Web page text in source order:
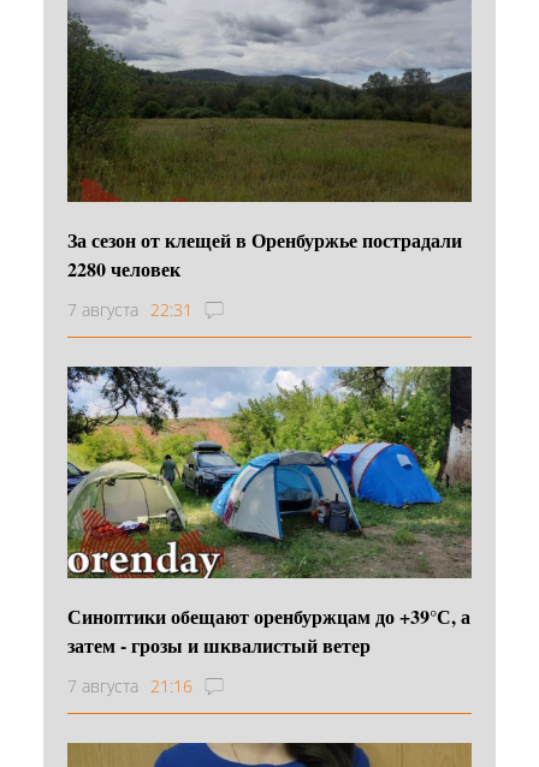
За сезон от клещей в Оренбуржье пострадали
2280 человек
7 августа 22:31
Синоптики обещают оренбуржцам до +39°С, а
затем - грозы и шквалистый ветер
7 августа 21:16